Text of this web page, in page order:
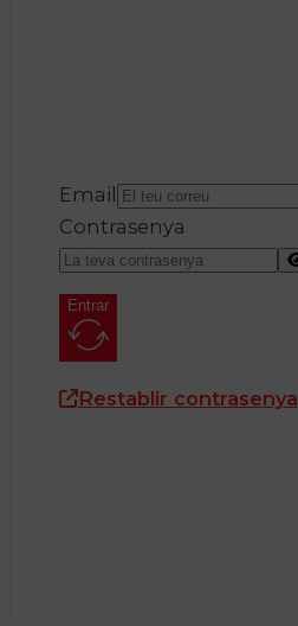
Email
Contrasenya
Entrar
Restablir contrasenya